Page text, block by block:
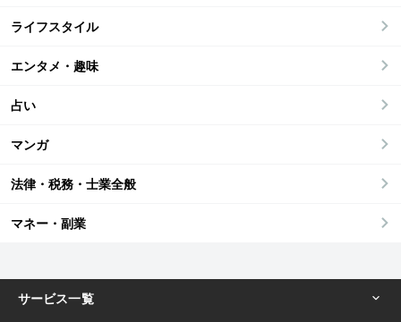
ライフスタイル
エンタメ・趣味
占い
マンガ
法律・税務・士業全般
マネー・副業